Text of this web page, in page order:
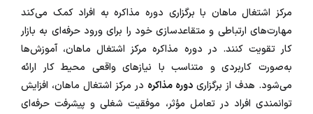
مرکز اشتغال ماهان با برگزاری دوره مذاکره به افراد کمک می‌کند
مهارت‌های ارتباطی و متقاعدسازی خود را برای ورود حرفه‌ای به بازار
کار تقویت کنند. در دوره مذاکره مرکز اشتغال ماهان، آموزش‌ها
به‌صورت کاربردی و متناسب با نیازهای واقعی محیط کار ارائه
می‌شود. هدف از برگزاری دوره مذاکره در مرکز اشتغال ماهان، افزایش
توانمندی افراد در تعامل مؤثر، موفقیت شغلی و پیشرفت حرفه‌ای